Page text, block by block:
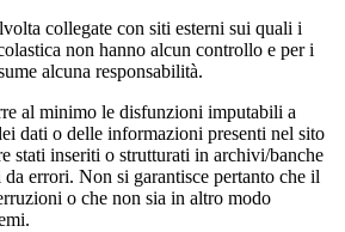
collegate con siti esterni sui quali i
non hanno alcun controllo e per i
alcuna responsabilità.
al minimo le disfunzioni imputabili a
dati o delle informazioni presenti nel sito
stati inseriti o strutturati in archivi/banche
errori. Non si garantisce pertanto che il
o che non sia in altro modo